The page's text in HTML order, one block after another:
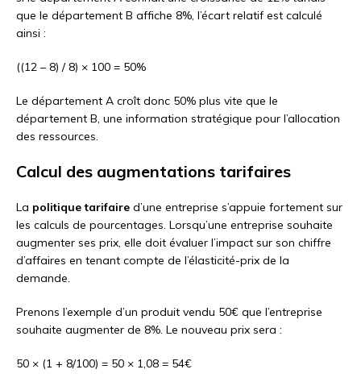
que le département B affiche 8%, l’écart relatif est calculé
ainsi :
((12 – 8) / 8) × 100 = 50%
Le département A croît donc 50% plus vite que le
département B, une information stratégique pour l’allocation
des ressources.
Calcul des augmentations tarifaires
La politique tarifaire d’une entreprise s’appuie fortement sur
les calculs de pourcentages. Lorsqu’une entreprise souhaite
augmenter ses prix, elle doit évaluer l’impact sur son chiffre
d’affaires en tenant compte de l’élasticité-prix de la
demande.
Prenons l’exemple d’un produit vendu 50€ que l’entreprise
souhaite augmenter de 8%. Le nouveau prix sera :
50 × (1 + 8/100) = 50 × 1,08 = 54€